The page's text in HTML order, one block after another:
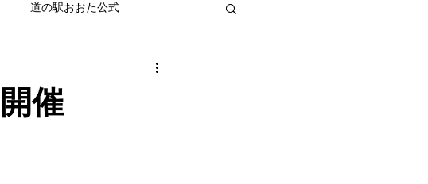
道の駅おおた公式
道の駅おおた駅長公式
催